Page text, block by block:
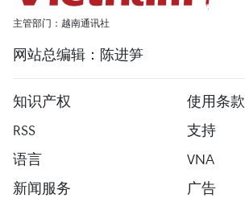
主管部门：越南通讯社
网站总编辑：陈进笋
知识产权
使用条款
RSS
支持
语言
VNA
新闻服务
广告